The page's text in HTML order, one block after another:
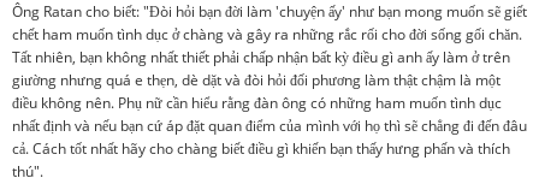
Ông Ratan cho biết: "Đòi hỏi bạn đời làm 'chuyện ấy' như bạn mong muốn sẽ giết
chết ham muốn tình dục ở chàng và gây ra những rắc rối cho đời sống gối chăn.
Tất nhiên, bạn không nhất thiết phải chấp nhận bất kỳ điều gì anh ấy làm ở trên
giường nhưng quá e thẹn, dè dặt và đòi hỏi đối phương làm thật chậm là một
điều không nên. Phụ nữ cần hiểu rằng đàn ông có những ham muốn tình dục
nhất định và nếu bạn cứ áp đặt quan điểm của mình với họ thì sẽ chẳng đi đến đâu
cả. Cách tốt nhất hãy cho chàng biết điều gì khiến bạn thấy hưng phấn và thích
thú".